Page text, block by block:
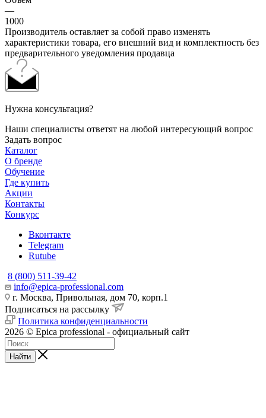
—
1000
Производитель оставляет за собой право изменять
характеристики товара, его внешний вид и комплектность без
предварительного уведомления продавца
Нужна консультация?
Наши специалисты ответят на любой интересующий вопрос
Задать вопрос
Каталог
О бренде
Обучение
Где купить
Акции
Контакты
Конкурс
Вконтакте
Telegram
Rutube
8 (800) 511-39-42
info@epica-professional.com
г. Москва, Привольная, дом 70, корп.1
Подписаться на рассылку
Политика конфиденциальности
2026 © Epica professional - официальный сайт
Найти